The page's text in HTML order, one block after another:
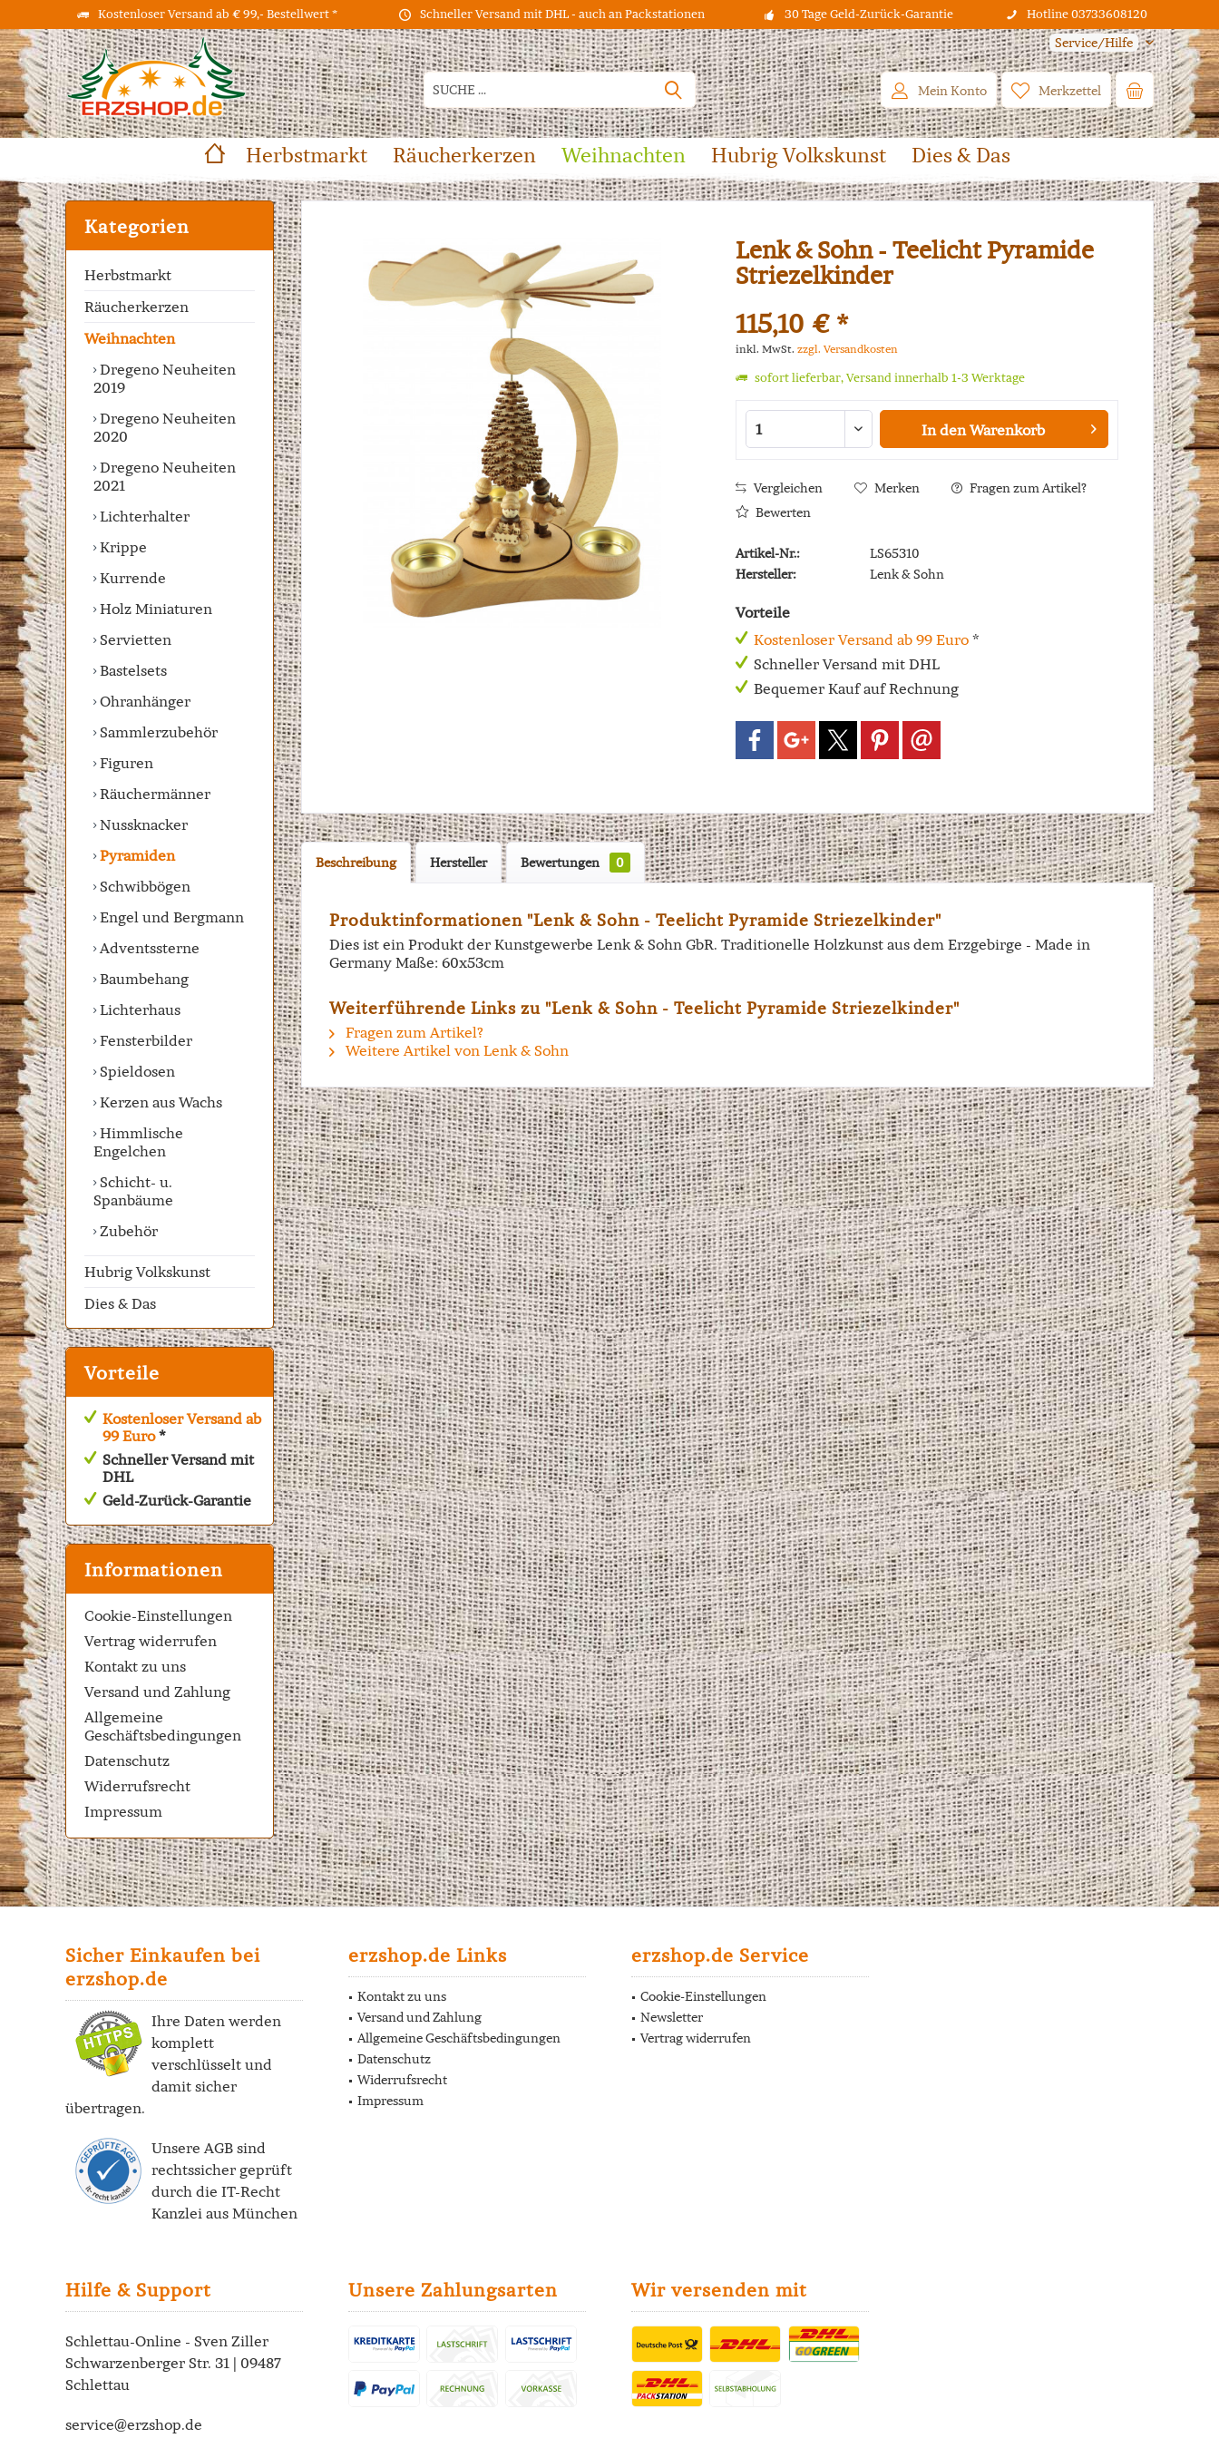
Kostenloser Versand ab € 99,- Bestellwert * Schneller Versand mit DHL - auch an Packstationen 30 Tage Geld-Zurück-Garantie Hotline 03733608120
Service/Hilfe
Merkzettel
Mein Konto
Herbstmarkt Räucherkerzen Weihnachten Hubrig Volkskunst Dies & Das
Kategorien
Herbstmarkt
Räucherkerzen
Weihnachten
Dregeno Neuheiten
2019
Dregeno Neuheiten
2020
Dregeno Neuheiten
2021
Lichterhalter
Krippe
Kurrende
Holz Miniaturen
Servietten
Bastelsets
Ohranhänger
Sammlerzubehör
Figuren
Räuchermänner
Nussknacker
Pyramiden
Schwibbögen
Engel und Bergmann
Adventssterne
Baumbehang
Lichterhaus
Fensterbilder
Spieldosen
Kerzen aus Wachs
Himmlische
Engelchen
Schicht- u.
Spanbäume
Zubehör
Hubrig Volkskunst
Dies & Das
Vorteile
Kostenloser Versand ab
99 Euro*
Schneller Versand mit
DHL
Geld-Zurück-Garantie
Informationen
Cookie-Einstellungen
Vertrag widerrufen
Kontakt zu uns
Versand und Zahlung
Allgemeine
Geschäftsbedingungen
Datenschutz
Widerrufsrecht
Impressum
Lenk & Sohn - Teelicht Pyramide
Striezelkinder
115,10 € *
inkl. MwSt. zzgl. Versandkosten
sofort lieferbar, Versand innerhalb 1-3 Werktage
In den Warenkorb
Vergleichen Merken
Fragen zum Artikel?
Bewerten
Artikel-Nr.:
LS65310
Hersteller:
Lenk & Sohn
Vorteile
Kostenloser Versand ab 99 Euro*
Schneller Versand mit DHL
Bequemer Kauf auf Rechnung
Beschreibung Hersteller Bewertungen 0
Produktinformationen "Lenk & Sohn - Teelicht Pyramide Striezelkinder"
Dies ist ein Produkt der Kunstgewerbe Lenk & Sohn GbR. Traditionelle Holzkunst aus dem Erzgebirge - Made in
Germany Maße: 60x53cm
Weiterführende Links zu "Lenk & Sohn - Teelicht Pyramide Striezelkinder"
Fragen zum Artikel?
Weitere Artikel von Lenk & Sohn
Sicher Einkaufen bei
erzshop.de
Ihre Daten werden
komplett
verschlüsselt und
damit sicher
übertragen.
Unsere AGB sind
rechtssicher geprüft
durch die IT-Recht
Kanzlei aus München
erzshop.de Links
Kontakt zu uns
Versand und Zahlung
Allgemeine Geschäftsbedingungen
Datenschutz
Widerrufsrecht
Impressum
erzshop.de Service
Cookie-Einstellungen
Newsletter
Vertrag widerrufen
Hilfe & Support
Schlettau-Online - Sven Ziller
Schwarzenberger Str. 31 | 09487
Schlettau
service@erzshop.de
Unsere Zahlungsarten Wir versenden mit